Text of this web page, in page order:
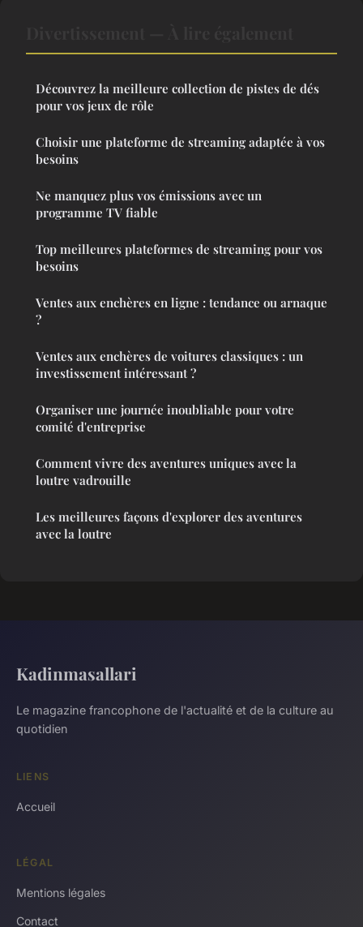
Découvrez la meilleure collection de pistes de dés
pour vos jeux de rôle
Choisir une plateforme de streaming adaptée à vos
besoins
Ne manquez plus vos émissions avec un
programme TV fiable
Top meilleures plateformes de streaming pour vos
besoins
Ventes aux enchères en ligne : tendance ou arnaque
?
Ventes aux enchères de voitures classiques : un
investissement intéressant ?
Organiser une journée inoubliable pour votre
comité d'entreprise
Comment vivre des aventures uniques avec la
loutre vadrouille
Les meilleures façons d'explorer des aventures
avec la loutre
Kadinmasallari
Le magazine francophone de l'actualité et de la culture au
quotidien
LIENS
Accueil
LÉGAL
Mentions légales
Contact